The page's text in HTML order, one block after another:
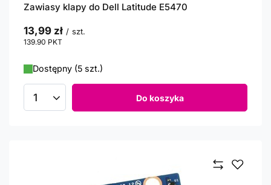
Zawiasy klapy do Dell Latitude E5470
13,99 zł / szt.
139.90 PKT
Dostępny (5 szt.)
Ilość produktów Do koszyka